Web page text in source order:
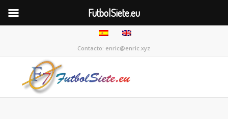
Contacto: enric@enric.xyz
FutbolSiete.eu